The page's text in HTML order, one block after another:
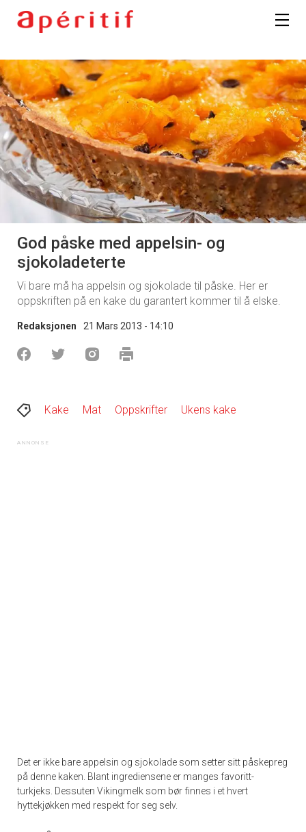
God påske med appelsin- og
sjokoladeterte
Vi bare må ha appelsin og sjokolade til påske. Her er
oppskriften på en kake du garantert kommer til å elske.
Redaksjonen 21 Mars 2013 - 14:10
Kake Mat Oppskrifter Ukens kake
Det er ikke bare appelsin og sjokolade som setter sitt påskepreg
på denne kaken. Blant ingrediensene er manges favoritt-
turkjeks. Dessuten Vikingmelk som bør finnes i et hvert
hyttekjøkken med respekt for seg selv.